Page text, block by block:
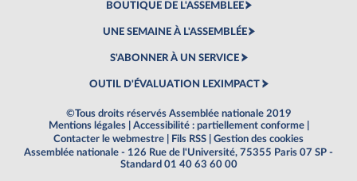
BOUTIQUE DE L'ASSEMBLEE
UNE SEMAINE À L'ASSEMBLÉE
S'ABONNER À UN SERVICE
OUTIL D'ÉVALUATION LEXIMPACT
©Tous droits réservés Assemblée nationale 2019
Mentions légales
Accessibilité : partiellement conforme
Contacter le webmestre
Fils RSS
Gestion des cookies
Assemblée nationale - 126 Rue de l'Université, 75355 Paris 07 SP -
Standard 01 40 63 60 00